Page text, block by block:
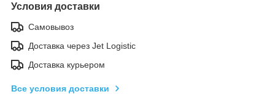
Условия доставки
Самовывоз
Доставка через Jet Logistic
Доставка курьером
Все условия доставки